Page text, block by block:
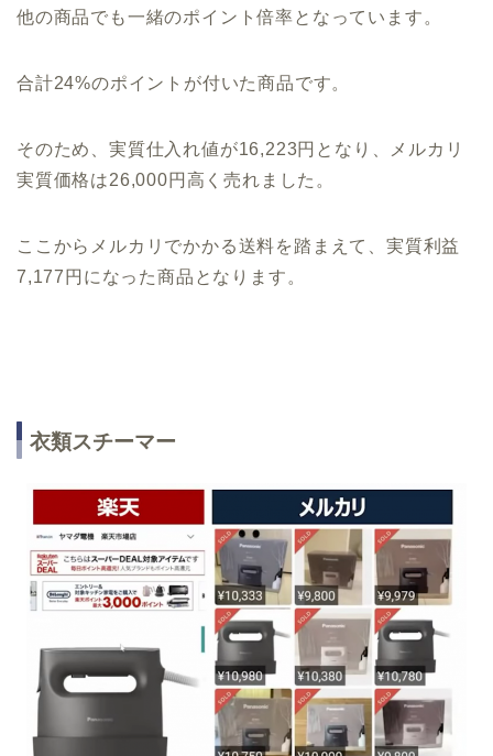
他の商品でも一緒のポイント倍率となっています。
合計24%のポイントが付いた商品です。
そのため、実質仕入れ値が16,223円となり、メルカリ
実質価格は26,000円高く売れました。
ここからメルカリでかかる送料を踏まえて、実質利益
7,177円になった商品となります。
衣類スチーマー